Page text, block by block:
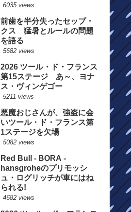
総合順位死守に
6035 views
前歯を半分失ったセップ・
クス 猛暑とルールの問題
を語る
5682 views
2026 ツール・ド・フランス
第15ステージ あ～、ヨナ
ス・ヴィンゲゴー
5211 views
悪魔おじさんが、強盗に会
いツール・ド・フランス第
1ステージを欠場
5082 views
Red Bull - BORA -
hansgroheのプリモッシ
ュ・ログリッチが車にはね
られる!
4682 views